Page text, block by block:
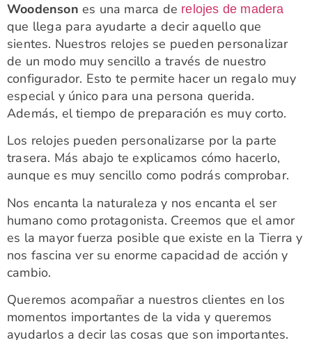
Woodenson es una marca de relojes de madera
que llega para ayudarte a decir aquello que
sientes. Nuestros relojes se pueden personalizar
de un modo muy sencillo a través de nuestro
configurador. Esto te permite hacer un regalo muy
especial y único para una persona querida.
Además, el tiempo de preparación es muy corto.
Los relojes pueden personalizarse por la parte
trasera. Más abajo te explicamos cómo hacerlo,
aunque es muy sencillo como podrás comprobar.
Nos encanta la naturaleza y nos encanta el ser
humano como protagonista. Creemos que el amor
es la mayor fuerza posible que existe en la Tierra y
nos fascina ver su enorme capacidad de acción y
cambio.
Queremos acompañar a nuestros clientes en los
momentos importantes de la vida y queremos
ayudarlos a decir las cosas que son importantes.